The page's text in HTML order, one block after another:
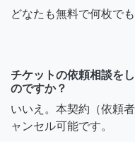
どなたも無料で何枚で
チケットの依頼相談を
のですか？
いいえ。本契約（依頼
ャンセル可能です。